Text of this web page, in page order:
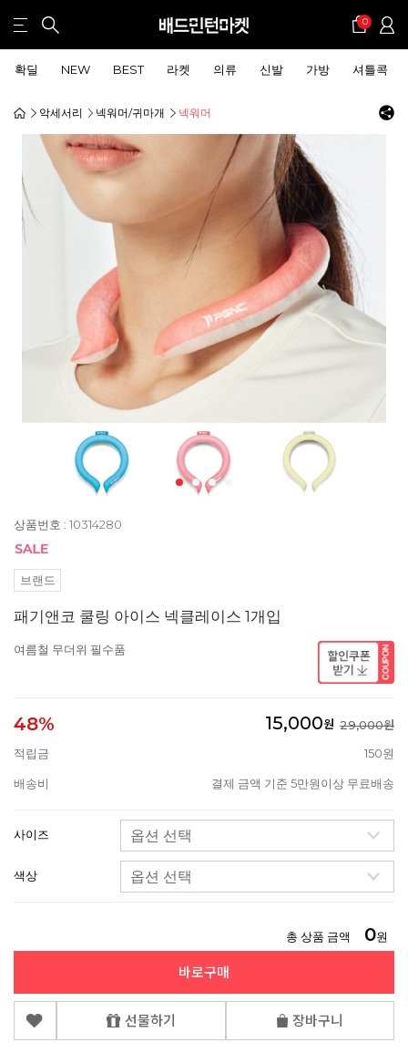
0
확딜 NEW BEST 라켓 의류 신발 가방 셔틀콕
악세서리 넥워머/귀마개 넥워머
상품번호 : 10314280
브랜드
패기앤코 쿨링 아이스 넥클레이스 1개입
여름철 무더위 필수품
48% 15,000원 29,000원
적립금
150원
배송비 결제 금액 기준 5만원이상 무료배송
사이즈
색상
총 상품 금액 0원
바로구매
선물하기 장바구니